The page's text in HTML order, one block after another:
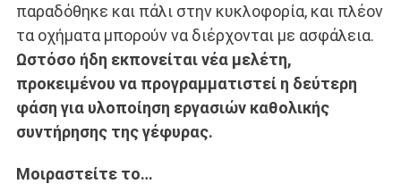
παραδόθηκε και πάλι στην κυκλοφορία, και πλέον
τα οχήματα μπορούν να διέρχονται με ασφάλεια.
Ωστόσο ήδη εκπονείται νέα μελέτη,
προκειμένου να προγραμματιστεί η δεύτερη
φάση για υλοποίηση εργασιών καθολικής
συντήρησης της γέφυρας.
Μοιραστείτε το…